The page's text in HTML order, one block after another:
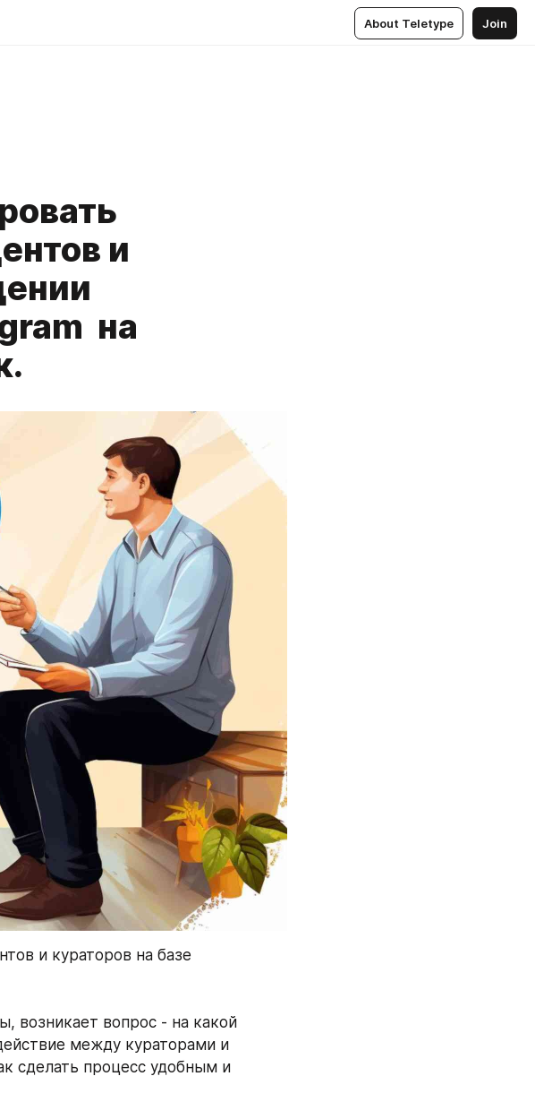
About Teletype Join
и
на
и кураторов на базе
возникает вопрос - на какой
между кураторами и
сделать процесс удобным и